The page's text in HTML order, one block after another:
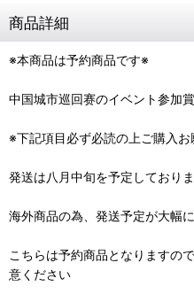
商品詳細
※本商品は予約商品です※
中国城市巡回赛のイベント参加
※下記項目必ず必読の上ご購入
発送は八月中旬を予定しておりま
海外商品の為、発送予定が大幅
こちらは予約商品となりますの
意ください